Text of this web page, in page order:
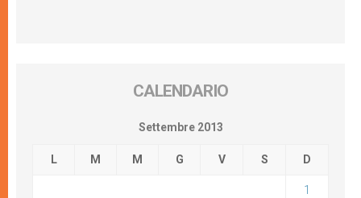
CALENDARIO
Settembre 2013
L M M G V S D
1